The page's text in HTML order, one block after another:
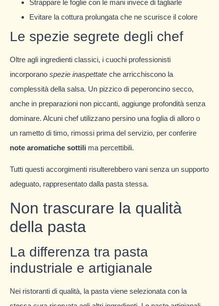
Strappare le foglie con le mani invece di tagliarle
Evitare la cottura prolungata che ne scurisce il colore
Le spezie segrete degli chef
Oltre agli ingredienti classici, i cuochi professionisti
incorporano spezie inaspettate che arricchiscono la
complessità della salsa. Un pizzico di peperoncino secco,
anche in preparazioni non piccanti, aggiunge profondità senza
dominare. Alcuni chef utilizzano persino una foglia di alloro o
un rametto di timo, rimossi prima del servizio, per conferire
note aromatiche sottili ma percettibili.
Tutti questi accorgimenti risulterebbero vani senza un supporto
adeguato, rappresentato dalla pasta stessa.
Non trascurare la qualità
della pasta
La differenza tra pasta
industriale e artigianale
Nei ristoranti di qualità, la pasta viene selezionata con la